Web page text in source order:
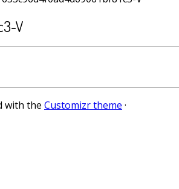
V
with the Customizr theme ·